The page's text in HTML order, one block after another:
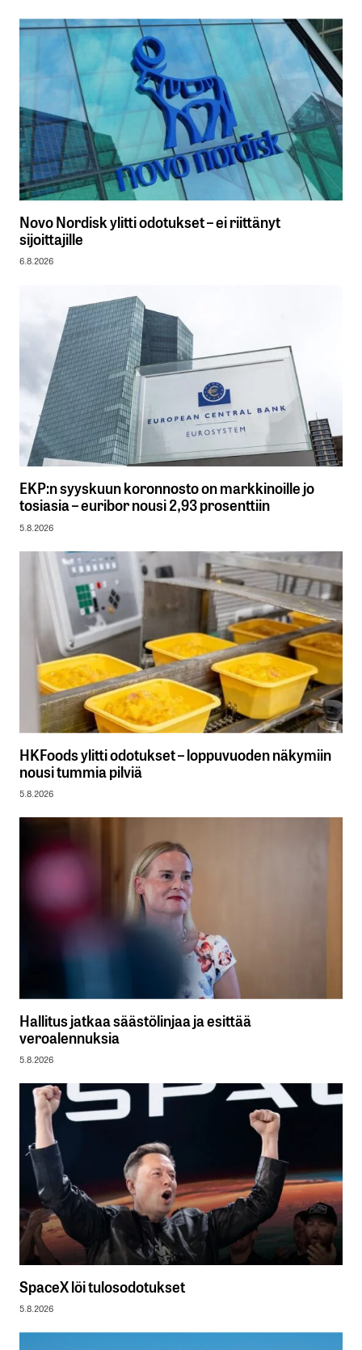
Novo Nordisk ylitti odotukset – ei riittänyt
sijoittajille
6.8.2026
EKP:n syyskuun koronnosto on markkinoille jo
tosiasia – euribor nousi 2,93 prosenttiin
5.8.2026
HKFoods ylitti odotukset – loppuvuoden näkymiin
nousi tummia pilviä
5.8.2026
Hallitus jatkaa säästölinjaa ja esittää
veroalennuksia
5.8.2026
SpaceX löi tulosodotukset
5.8.2026